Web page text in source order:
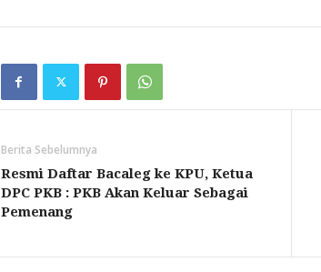
Berita Sebelumnya
Resmi Daftar Bacaleg ke KPU, Ketua
DPC PKB : PKB Akan Keluar Sebagai
Pemenang